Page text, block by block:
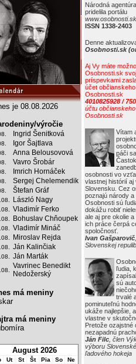
Národná
pridelila portálu
www.osobnosti.sk
ISSN 1338-2403
Denne
Osobnosti.sk
Aj Vy máte
Osobnosti.sk
príspevkami
účet
Osobnosti.sk
4010825928 /
účtu
Osobnosti.sk
Vítam
páči
osobnosti vo
vlastnej histórií aj
Slovensku. Cez
poznajú národy a
Osobnosti sú
dokážu robiť
ale aj pre okolie
ich práce čerpá
spoločnosť.
Ivan Gašparovič
Slovenskej
ľudia,
sú
trvalé
pominuteľnú
ukáže najlepšie,
vlastne v
Pretože ozajstné
nezapadnú
Ján Filc , člen
výboru
ľadového hokeja
je 08.08.2026
výročie
Ingrid Šenitková
Igor Šajtlava
Anna Belousovová
Vavro Šrobár
Imrich Hornáček
Sergej Chelemendik
Štefan Gráf
László Nagy
Vladimír Ferko
Bohuslav Chňoupek
Vladimír Mináč
Miroslav Rejda
Ján Kalinčiak
Ján Marták
Vavrinec Benedikt
Nedožerský
má meniny
má meniny
August 2026
Ut St Št Pia So Ne